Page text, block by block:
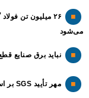
۲۶ میلیون تن
می‌شود
نباید برق صنایع
مهر تأیید SGS بر استانداردهای جهانیِ شرکت عملیات اکتشاف نفت